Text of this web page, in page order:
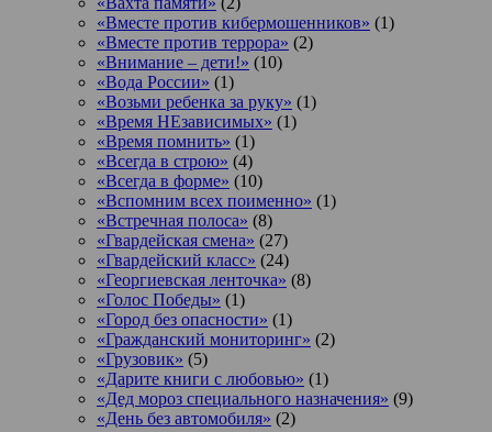
«Вместе против кибермошенников» (1)
«Вместе против террора» (2)
«Внимание – дети!» (10)
«Вода России» (1)
«Возьми ребенка за руку» (1)
«Время НЕзависимых» (1)
«Время помнить» (1)
«Всегда в строю» (4)
«Всегда в форме» (10)
«Вспомним всех поименно» (1)
«Встречная полоса» (8)
«Гвардейская смена» (27)
«Гвардейский класс» (24)
«Георгиевская ленточка» (8)
«Голос Победы» (1)
«Город без опасности» (1)
«Гражданский мониторинг» (2)
«Грузовик» (5)
«Дарите книги с любовью» (1)
«Дед мороз специального назначения» (9)
«День без автомобиля» (2)